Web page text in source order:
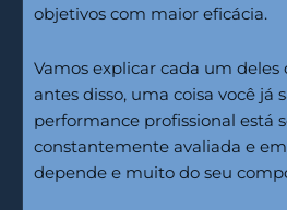
objetivos com maior eficácia.
Vamos explicar cada um deles
antes disso, uma coisa você já
performance profissional está
constantemente avaliada e em
depende e muito do seu